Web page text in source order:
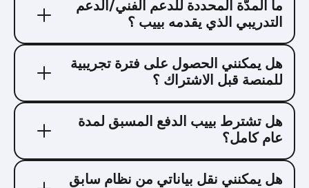
ما المدّة المحددة للدعم الفني/الدعم
التدريبي الذي يقدمه بييب ؟
دعمنا لعمالئنا غير محدود بفترة زمنية! يقدم فريقنا
المتخصص الدعم والمساندة بشكل مستمر، ومهتم بمتابعة
كل احتياجاتك ومعرفة ملاحظاتك.
هل يمكنني الحصول على فترة تجريبية
للمنصة قبل الاشتراك ؟
أكيد! نوفر لك فترة تجريبية مجانية لمدة شهر واحد قبل أن
يبدأ اشتراكك.
هل تشترط بييب الدفع المسبق لمدة
عام كامل؟
يمكنك الاشتراك لمدة سنة، وإتمام عملية الدفع مسبقاً إذا
أردت، لكن اشتراكاتنا شهرية ولا نشترط اشتراكات سنوية.
هل يمكنني نقل بياناتي من نظام سابق